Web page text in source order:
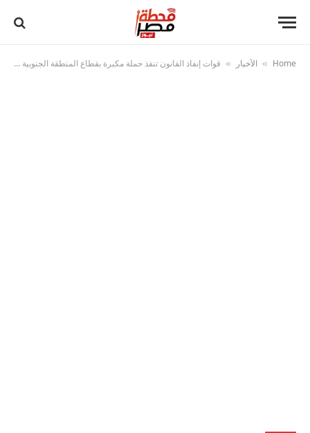
Home
» الأخبار » قوات إنفاذ القانون تنفذ حملة مكبرة بقطاع المنطقة الجنوبية العسكرية ضد عدد من البؤر الإجرامية